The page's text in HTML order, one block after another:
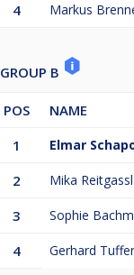
4 Markus
GROUP B
POS NAME
1
Elmar
2 Mika Reitgassl
3 Sophie
4 Gerhard